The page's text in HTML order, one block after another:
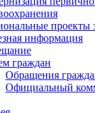
проекты
информация
граждан
Обращения
Официальный